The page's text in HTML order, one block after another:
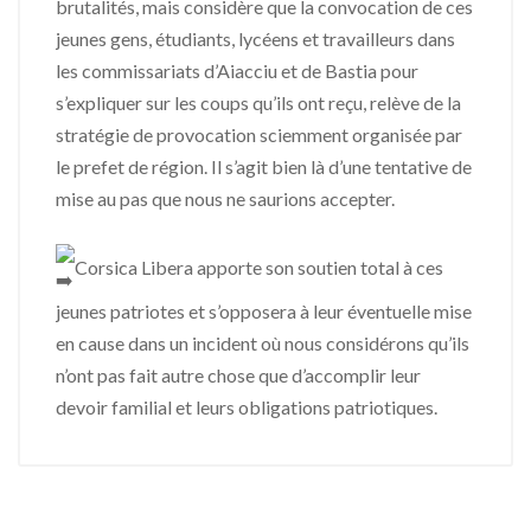
brutalités, mais considère que la convocation de ces
jeunes gens, étudiants, lycéens et travailleurs dans
les commissariats d’Aiacciu et de Bastia pour
s’expliquer sur les coups qu’ils ont reçu, relève de la
stratégie de provocation sciemment organisée par
le prefet de région. Il s’agit bien là d’une tentative de
mise au pas que nous ne saurions accepter.
Corsica Libera apporte son soutien total à ces
jeunes patriotes et s’opposera à leur éventuelle mise
en cause dans un incident où nous considérons qu’ils
n’ont pas fait autre chose que d’accomplir leur
devoir familial et leurs obligations patriotiques.